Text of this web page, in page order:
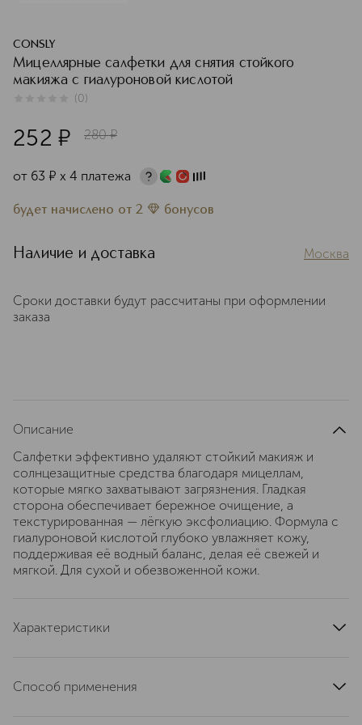
CONSLY
Мицеллярные салфетки для снятия стойкого
макияжа с гиалуроновой кислотой
(0)
252 ¤ 280 ¤
от 63 ¤ х 4 платежа
будет начислено от 2 бонусов
Наличие и доставка Москва
Сроки доставки будут рассчитаны при оформлении
заказа
Описание
Салфетки эффективно удаляют стойкий макияж и
солнцезащитные средства благодаря мицеллам,
которые мягко захватывают загрязнения. Гладкая
сторона обеспечивает бережное очищение, а
текстурированная — лёгкую эксфолиацию. Формула с
гиалуроновой кислотой глубоко увлажняет кожу,
поддерживая её водный баланс, делая её свежей и
мягкой. Для сухой и обезвоженной кожи.
Характеристики
артикул
Способ применения